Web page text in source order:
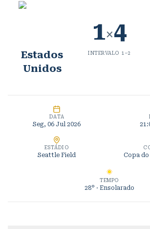
Estados
Unidos
1×4
INTERVALO 1 –2
DATA
Seg, 06 Jul 2026
ESTÁDIO
Seattle Field Copa
TEMPO
28° · Ensolarado